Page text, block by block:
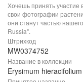
Хочешь принять участие
свои фотографии
они станут частью
Russia".
Штрихкод
MW0374752
Название в коллекции
Erysimum